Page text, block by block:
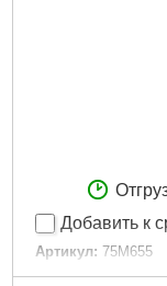
Добавить к
Артикул: 75M655
Код товара: